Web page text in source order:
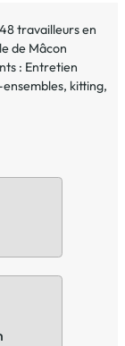
travailleurs en
de Mâcon
: Entretien
kitting,